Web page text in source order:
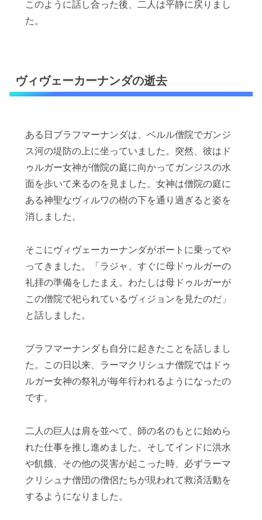
このように話し合った後、二人は平静に戻りまし
た。
ヴィヴェーカーナンダの逝去
ある日ブラフマーナンダは、ベルル僧院でガンジ
ス河の堤防の上に坐っていました。突然、彼はド
ゥルガー女神が僧院の庭に向かってガンジスの水
面を歩いて来るのを見ました。女神は僧院の庭に
ある神聖なヴィルワの樹の下を通り過ぎると姿を
消しました。
そこにヴィヴェーカーナンダがボートに乗ってや
ってきました。「ラジャ、すぐに母ドゥルガーの
礼拝の準備をしたまえ。わたしは母ドゥルガーが
この僧院で祀られているヴィジョンを見たのだ」
と話しました。
ブラフマーナンダも自分に起きたことを話しまし
た。この日以来、ラーマクリシュナ僧院ではドゥ
ルガー女神の祭礼が毎年行われるようになったの
です。
二人の巨人は肩を並べて、師の名のもとに始めら
れた仕事を推し進めました。そしてインドに洪水
や飢餓、その他の災害が起こった時、必ずラーマ
クリシュナ僧団の僧侶たちが現われて救済活動を
するようになりました。